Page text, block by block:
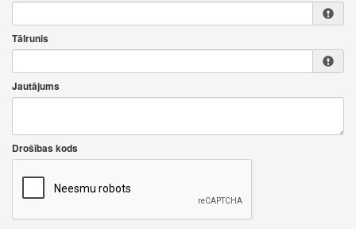
Tālrunis
Jautājums
Drošības kods